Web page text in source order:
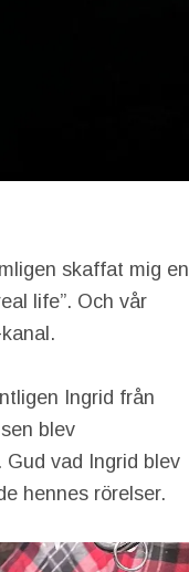
skaffat mig en
life”. Och vår
Ingrid från
blev
vad Ingrid blev
hennes rörelser.